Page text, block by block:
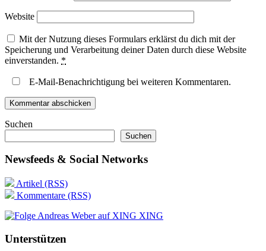
Website
Mit der Nutzung dieses Formulars erklärst du dich mit der
Speicherung und Verarbeitung deiner Daten durch diese Website
einverstanden. *
E-Mail-Benachrichtigung bei weiteren Kommentaren.
Suchen
Suchen
Newsfeeds & Social Networks
Artikel (RSS)
Kommentare (RSS)
XING
Unterstützen